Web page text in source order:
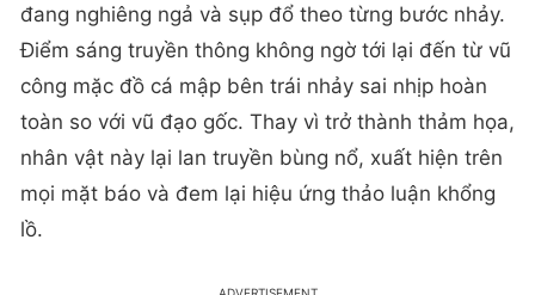
đang nghiêng ngả và sụp đổ theo từng bước nhảy.
Điểm sáng truyền thông không ngờ tới lại đến từ vũ
công mặc đồ cá mập bên trái nhảy sai nhịp hoàn
toàn so với vũ đạo gốc. Thay vì trở thành thảm họa,
nhân vật này lại lan truyền bùng nổ, xuất hiện trên
mọi mặt báo và đem lại hiệu ứng thảo luận khổng
lồ.